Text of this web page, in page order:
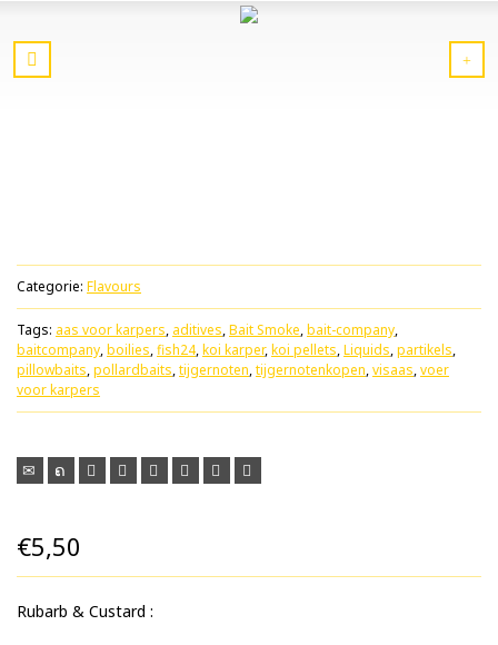
Categorie: Flavours
Tags: aas voor karpers, aditives,Bait Smoke,bait-company,
baitcompany,boilies,fish24,koi karper,koi pellets,Liquids,partikels,
pillowbaits,pollardbaits,tijgernoten,tijgernotenkopen,visaas,voer
voor karpers
€5,50
Rubarb & Custard :